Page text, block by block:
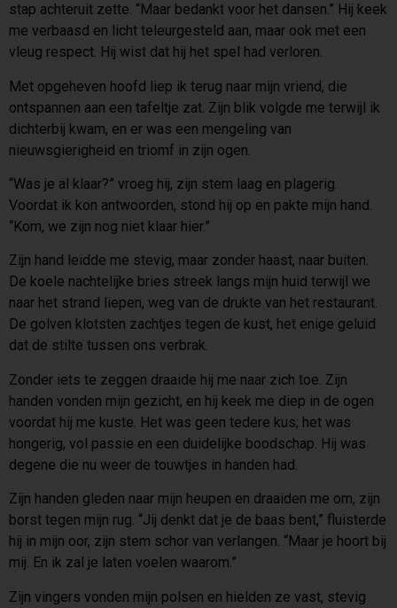
stap achteruit zette. “Maar bedankt voor het dansen.” Hij keek
me verbaasd en licht teleurgesteld aan, maar ook met een
vleug respect. Hij wist dat hij het spel had verloren.
Met opgeheven hoofd liep ik terug naar mijn vriend, die
ontspannen aan een tafeltje zat. Zijn blik volgde me terwijl ik
dichterbij kwam, en er was een mengeling van
nieuwsgierigheid en triomf in zijn ogen.
“Was je al klaar?” vroeg hij, zijn stem laag en plagerig.
Voordat ik kon antwoorden, stond hij op en pakte mijn hand.
“Kom, we zijn nog niet klaar hier.”
Zijn hand leidde me stevig, maar zonder haast, naar buiten.
De koele nachtelijke bries streek langs mijn huid terwijl we
naar het strand liepen, weg van de drukte van het restaurant.
De golven klotsten zachtjes tegen de kust, het enige geluid
dat de stilte tussen ons verbrak.
Zonder iets te zeggen draaide hij me naar zich toe. Zijn
handen vonden mijn gezicht, en hij keek me diep in de ogen
voordat hij me kuste. Het was geen tedere kus; het was
hongerig, vol passie en een duidelijke boodschap. Hij was
degene die nu weer de touwtjes in handen had.
Zijn handen gleden naar mijn heupen en draaiden me om, zijn
borst tegen mijn rug. “Jij denkt dat je de baas bent,” fluisterde
hij in mijn oor, zijn stem schor van verlangen. “Maar je hoort bij
mij. En ik zal je laten voelen waarom.”
Zijn vingers vonden mijn polsen en hielden ze vast, stevig